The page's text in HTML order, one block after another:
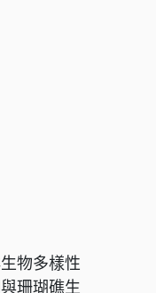
物多樣性
珊瑚礁生